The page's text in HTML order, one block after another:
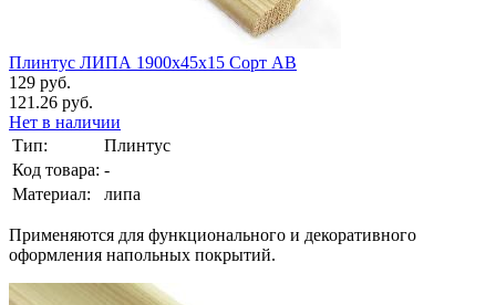
Плинтус ЛИПА 1900х45х15 Сорт АВ
129 руб.
121.26 руб.
Нет в наличии
Тип:
Плинтус
Код товара: -
Материал:
липа
Применяются для функционального и декоративного
оформления напольных покрытий.